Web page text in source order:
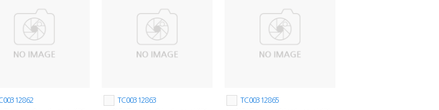
TC00312863
TC00312865